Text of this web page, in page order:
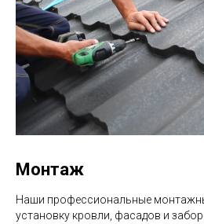
Монтаж
Наши профессиональные
установку кровли, фасадов и